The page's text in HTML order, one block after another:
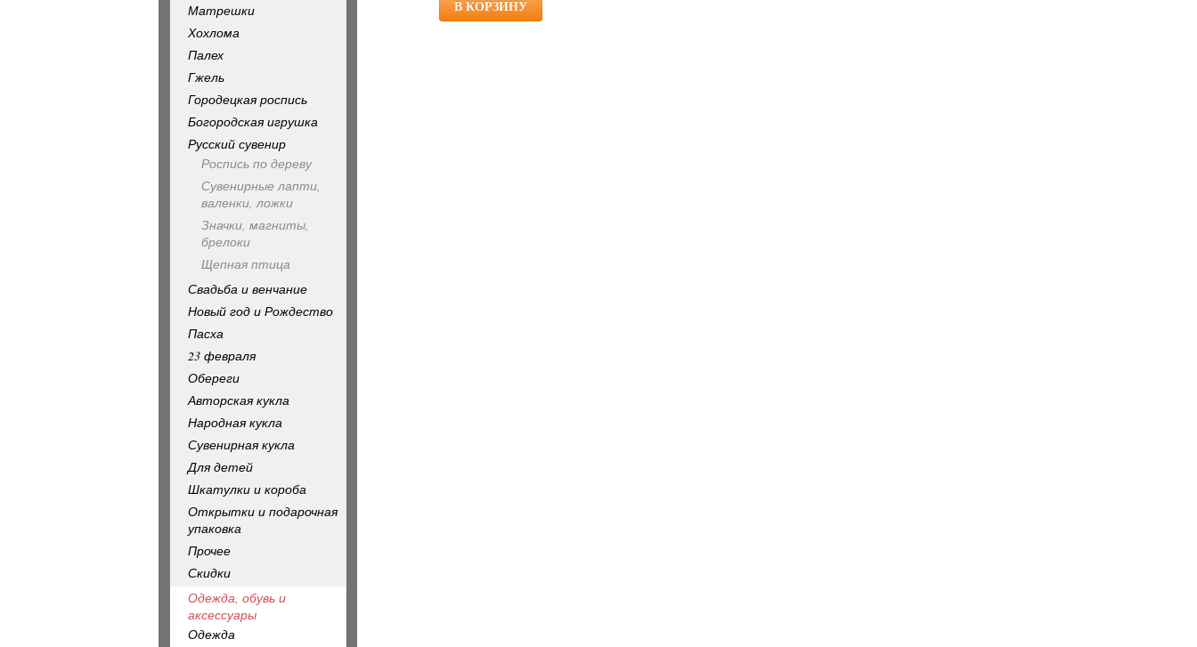
Матрешки
Хохлома
Палех
Гжель
Городецкая роспись
Богородская игрушка
Русский сувенир
Роспись по дереву
Сувенирные лапти,
валенки, ложки
Значки, магниты,
брелоки
Щепная птица
Свадьба и венчание
Новый год и Рождество
Пасха
23 февраля
Обереги
Авторская кукла
Народная кукла
Сувенирная кукла
Для детей
Шкатулки и короба
Открытки и подарочная
упаковка
Прочее
Скидки
Одежда, обувь и
аксессуары
Одежда